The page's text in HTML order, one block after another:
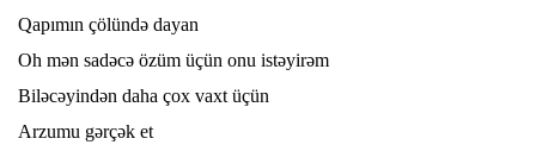
Qapımın çölündə dayan
Oh mən sadəcə özüm üçün onu istəyirəm
Biləcəyindən daha çox vaxt üçün
Arzumu gərçək et